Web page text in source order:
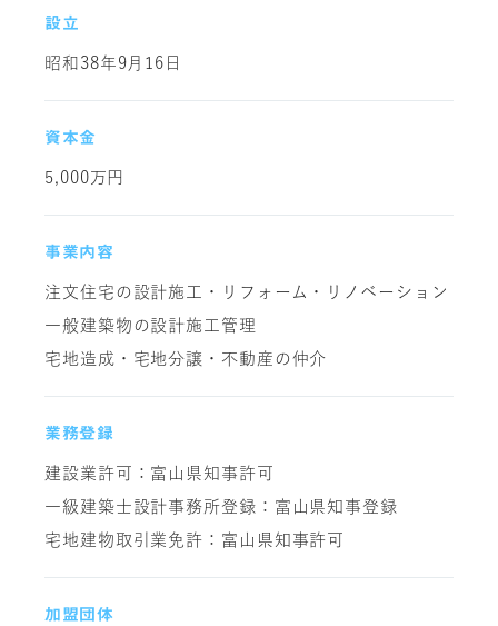
設立
昭和38年9月16日
資本金
5,000万円
事業内容
注文住宅の設計施工・リフォーム・リノベーション
一般建築物の設計施工管理
宅地造成・宅地分譲・不動産の仲介
業務登録
建設業許可：富山県知事許可
一級建築士設計事務所登録：富山県知事登録
宅地建物取引業免許：富山県知事許可
加盟団体